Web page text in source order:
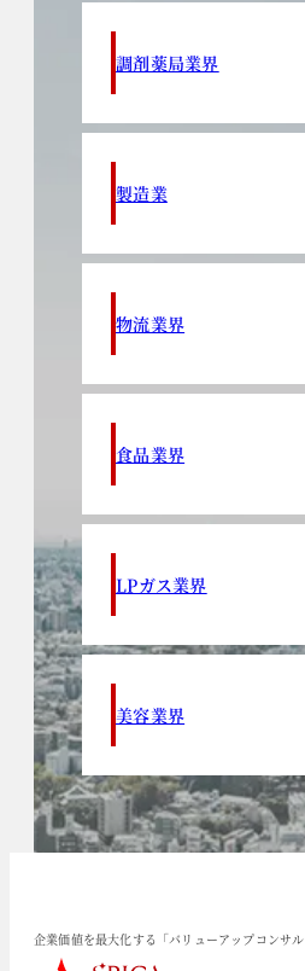
調剤薬局業界
製造業
物流業界
食品業界
LPガス業界
美容業界
企業価値を最大化する「バリューアップコンサ